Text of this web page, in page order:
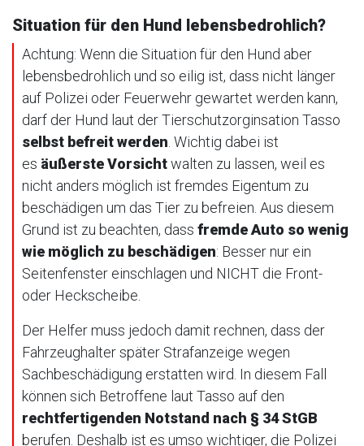
Situation für den Hund lebensbedrohlich?
Achtung: Wenn die Situation für den Hund aber
lebensbedrohlich und so eilig ist, dass nicht länger
auf Polizei oder Feuerwehr gewartet werden kann,
darf der Hund laut der Tierschutzorginsation Tasso
selbst befreit werden . Wichtig dabei ist
es äußerste Vorsichtwalten zu lassen, weil es
nicht anders möglich ist fremdes Eigentum zu
beschädigen um das Tier zu befreien. Aus diesem
Grund ist zu beachten, dass fremde Auto so wenig
wie möglich zu beschädigen: Besser nur ein
Seitenfenster einschlagen und NICHT die Front-
oder Heckscheibe.
Der Helfer muss jedoch damit rechnen, dass der
Fahrzeughalter später Strafanzeige wegen
Sachbeschädigung erstatten wird. In diesem Fall
können sich Betroffene laut Tasso auf den
rechtfertigenden Notstand nach § 34 StGB
berufen. Deshalb ist es umso wichtiger, die Polizei